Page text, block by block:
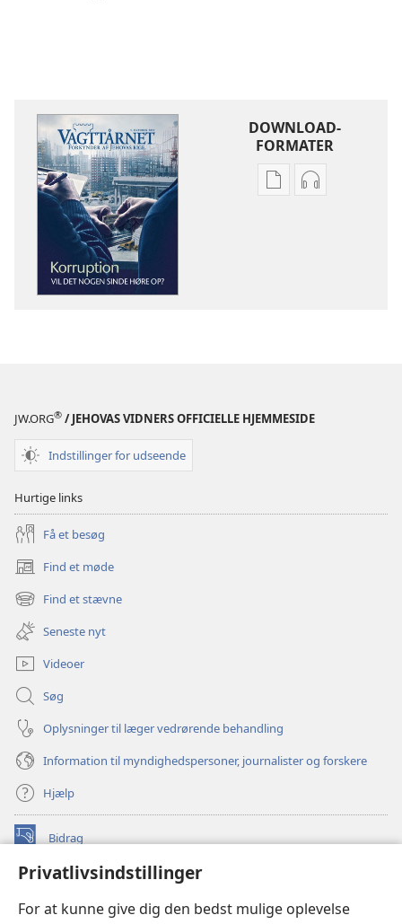
Privatlivsindstillinger
For at kunne give dig den bedst mulige oplevelse
DOWNLOAD-
FORMATER
IndstillingerIndstillinger
JW.ORG® / JEHOVAS VIDNERS OFFICIELLE HJEMMESIDE
Indstillinger for udseende
Hurtige links
Få et besøg
Find et møde
(åbner
nyt
vindue)
Find et stævne
(åbner
nyt
vindue)
Seneste nyt
Videoer
Søg
Oplysninger til læger vedrørende behandling
Information til myndighedspersoner, journalister og forskere
Hjælp
Bidrag
(åbner
nyt
vindue)Watchtower ONLINE LIBRARY™
nyt